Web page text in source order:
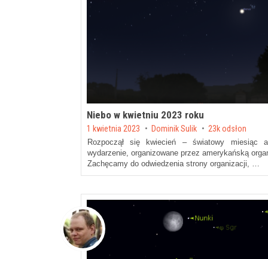
Niebo w kwietniu 2023 roku
Posted on
1 kwietnia 2023 by Dominik Sulik 23k odsłon
Rozpoczął się kwiecień – światowy miesiąc
wydarzenie, organizowane przez amerykańską
Zachęcamy do odwiedzenia strony organizacji, …